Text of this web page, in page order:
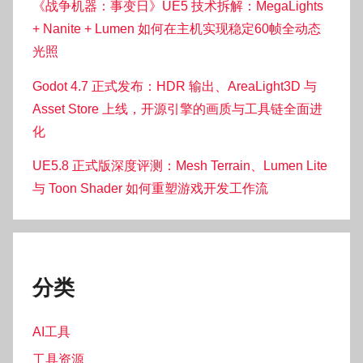
《战争机器：事变日》UE5 技术拆解：MegaLights
+ Nanite + Lumen 如何在主机实现稳定60帧全动态
光照
Godot 4.7 正式发布：HDR 输出、AreaLight3D 与
Asset Store 上线，开源引擎的画质与工具链全面进
化
UE5.8 正式版深度评测：Mesh Terrain、Lumen Lite
与 Toon Shader 如何重塑游戏开发工作流
分类
AI工具
工具资源